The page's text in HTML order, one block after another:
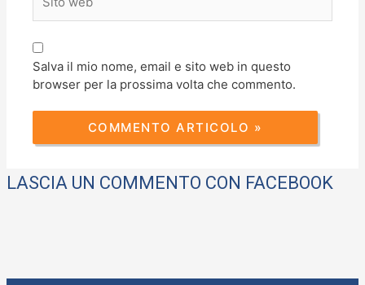
web
Salva il mio nome, email e sito web in questo
browser per la prossima volta che commento.
LASCIA UN COMMENTO CON FACEBOOK